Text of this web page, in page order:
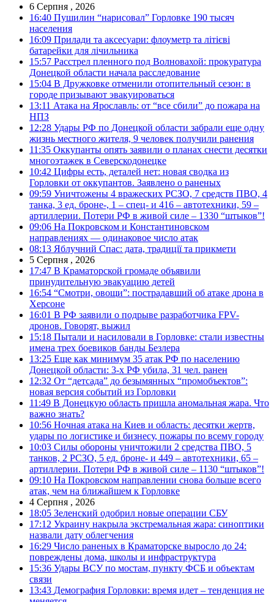
6 Серпня , 2026
16:40 Пушилин “нарисовал” Горловке 190 тысяч
населения
16:09 Прилади та аксесуари: флоуметр та літієві
батарейки для лічильника
15:57 Расстрел пленного под Волновахой: прокуратура
Донецкой области начала расследование
15:04 В Дружковке отменили отопительный сезон: в
городе призывают эвакуироваться
13:11 Атака на Ярославль: от “все сбили” до пожара на
НПЗ
12:28 Удары РФ по Донецкой области забрали еще одну
жизнь местного жителя, 9 человек получили ранения
11:35 Оккупанты опять заявили о планах снести десятки
многоэтажек в Северскодонецке
10:42 Цифры есть, деталей нет: новая сводка из
Горловки от оккупантов. Заявлено о раненых
09:59 Уничтожены 4 вражеских РСЗО, 7 средств ПВО, 4
танка, 3 ед. броне-, 1 – спец- и 416 – автотехники, 59 –
артиллерии. Потери РФ в живой силе – 1330 “штыков”!
09:06 На Покровском и Константиновском
направлениях — одинаковое число атак
08:13 Яблучний Спас: дата, традиції та прикмети
5 Серпня , 2026
17:47 В Краматорской громаде объявили
принудительную эвакуацию детей
16:54 “Смотри, овощи”: пострадавший об атаке дрона в
Херсоне
16:01 В РФ заявили о подрыве разработчика FPV-
дронов. Говорят, выжил
15:18 Пытали и насиловали в Горловке: стали известны
имена трех боевиков банды Безлера
13:25 Еще как минимум 35 атак РФ по населению
Донецкой области: 3-х РФ убила, 31 чел. ранен
12:32 От “детсада” до безымянных “промобъектов”:
новая версия событий из Горловки
11:49 В Донецкую область пришла аномальная жара. Что
важно знать?
10:56 Ночная атака на Киев и область: десятки жертв,
удары по логистике и бизнесу, пожары по всему городу
10:03 Силы обороны уничтожили 2 средства ПВО, 5
танков, 2 РСЗО, 5 ед. броне- и 449 – автотехники, 65 –
артиллерии. Потери РФ в живой силе – 1130 “штыков”!
09:10 На Покровском направлении снова больше всего
атак, чем на ближайшем к Горловке
4 Серпня , 2026
18:05 Зеленский одобрил новые операции СБУ
17:12 Украину накрыла экстремальная жара: синоптики
назвали дату облегчения
16:29 Число раненых в Краматорске выросло до 24:
повреждены дома, школы и инфраструктура
15:36 Удары ВСУ по мостам, пункту ФСБ и объектам
связи
13:43 Демография Горловки: время идет – тенденция не